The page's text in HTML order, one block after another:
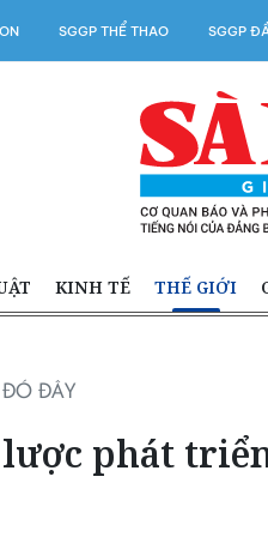
SGGP THỂ THAO SGGP
KINH TẾ THẾ GIỚI
ĐÓ ĐÂY
lược phát